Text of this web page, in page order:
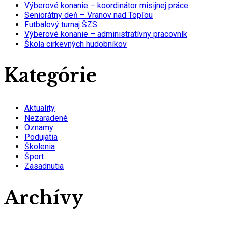
Výberové konanie – koordinátor misijnej práce
Seniorátny deň – Vranov nad Topľou
Futbalový turnaj ŠZS
Výberové konanie – administratívny pracovník
Škola cirkevných hudobníkov
Kategórie
Aktuality
Nezaradené
Oznamy
Podujatia
Školenia
Šport
Zasadnutia
Archívy